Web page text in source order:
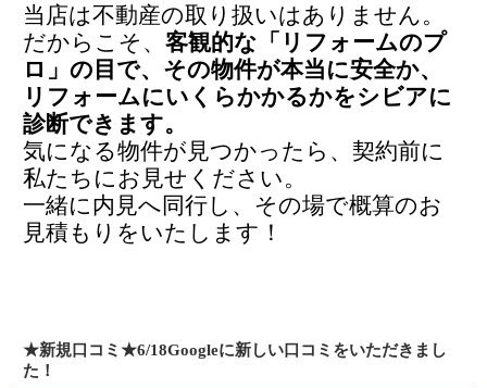
当店は不動産の取り扱いはありません。
だからこそ、 客観的な「リフォームのプ
ロ」の目で、その物件が本当に安全か、
リフォームにいくらかかるかをシビアに
診断できます。
気になる物件が見つかったら、契約前に
私たちにお見せください。
一緒に内見へ同行し、その場で概算のお
見積もりをいたします！
★新規口コミ★6/18Googleに新しい口コミをいただきまし
た！